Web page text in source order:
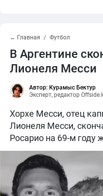
← Главная Футбол
В Аргентине
Лионеля Месси
Автор: Курамыс Бектур
Эксперт, редактор
Хорхе Месси, отец
Лионеля Месси,
Росарио на 69-м году